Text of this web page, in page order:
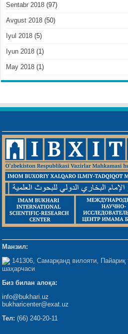
Sentabr 2018 (97)
Avgust 2018 (50)
Iyul 2018 (5)
Iyun 2018 (1)
May 2018 (1)
Манзил:
141306, Самарқанд вилояти,
шаҳарчаси
Биз билан алоқа:
info@bukhari.uz
bukharicenter@exat.uz
Тел: (66) 240-20-11